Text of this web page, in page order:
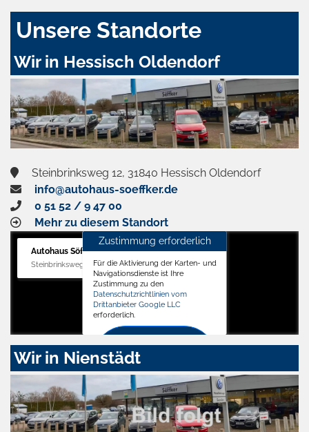
Unsere Standorte
Wir in Hessisch Oldendorf
Steinbrinksweg 12, 31840 Hessisch Oldendorf
info@autohaus-soeffker.de
0 51 52 / 9 47 00
Mehr zu diesem Standort
Autohaus Söffker GmbH
Steinbrinksweg 12, 31840 Hessisch Oldendorf
Zustimmung erforderlich
Für die Aktivierung der Karten- und
Navigationsdienste ist Ihre
Zustimmung zu den
Datenschutzrichtlinien vom
Drittanbieter Google LLC
erforderlich.
Zustimmen
aktivieren
Wir in Nienstädt